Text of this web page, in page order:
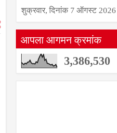
शुक्रवार, दिनांक 7 ऑगस्ट 2026
आपला आगमन क्रमांक
3,386,530